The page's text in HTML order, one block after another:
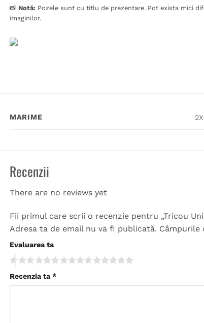
📸 Notă: Pozele sunt cu titlu de prezentare. Pot exista mici
imaginilor.
MARIME
Recenzii
There are no reviews yet
Fii primul care scrii o recenzie pentru „Tricou
Adresa ta de email nu va fi publicată. Câmpurile
Evaluarea ta
Recenzia ta *